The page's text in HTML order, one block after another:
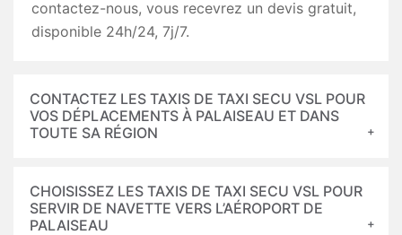
contactez-nous, vous recevrez un devis gratuit,
disponible 24h/24, 7j/7.
CONTACTEZ LES TAXIS DE TAXI SECU VSL POUR
VOS DÉPLACEMENTS À PALAISEAU ET DANS
TOUTE SA RÉGION
CHOISISSEZ LES TAXIS DE TAXI SECU VSL POUR
SERVIR DE NAVETTE VERS L’AÉROPORT DE
PALAISEAU